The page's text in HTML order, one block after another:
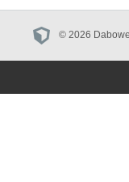
© 2026